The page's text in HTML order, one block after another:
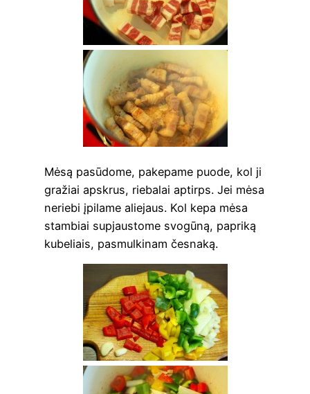
Mėsą pasū­do­me, pake­pa­me puo­de, kol ji
gra­žiai apskrus, rie­ba­lai aptirps. Jei mėsa
nerie­bi įpi­la­me alie­jaus. Kol kepa mėsa
stam­biai supjaus­to­me svo­gū­ną, papri­ką
kube­liais, pasmul­ki­nam česnaką.